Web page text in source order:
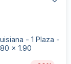
- 1 Plaza -
x 1.90